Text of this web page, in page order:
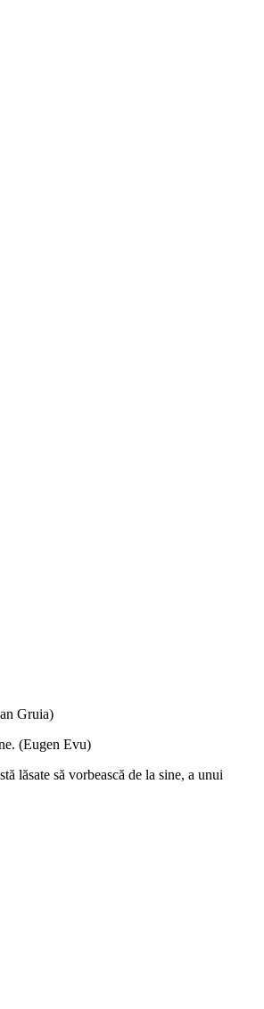
Gruia)
(Eugen Evu)
lăsate să vorbească de la sine, a unui